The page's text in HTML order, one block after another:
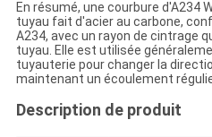
En résumé, une courbure d'A234
tuyau fait d'acier au carbone,
A234, avec un rayon de cintrage
tuyau. Elle est utilisée
tuyauterie pour changer la
maintenant un écoulement
Description de produit